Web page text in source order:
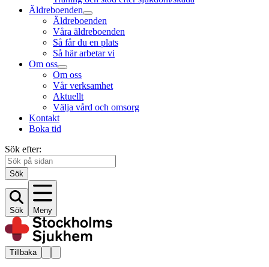
Äldreboenden
Äldreboenden
Våra äldreboenden
Så får du en plats
Så här arbetar vi
Om oss
Om oss
Vår verksamhet
Aktuellt
Välja vård och omsorg
Kontakt
Boka tid
Sök efter:
Sök
Sök Meny
Tillbaka